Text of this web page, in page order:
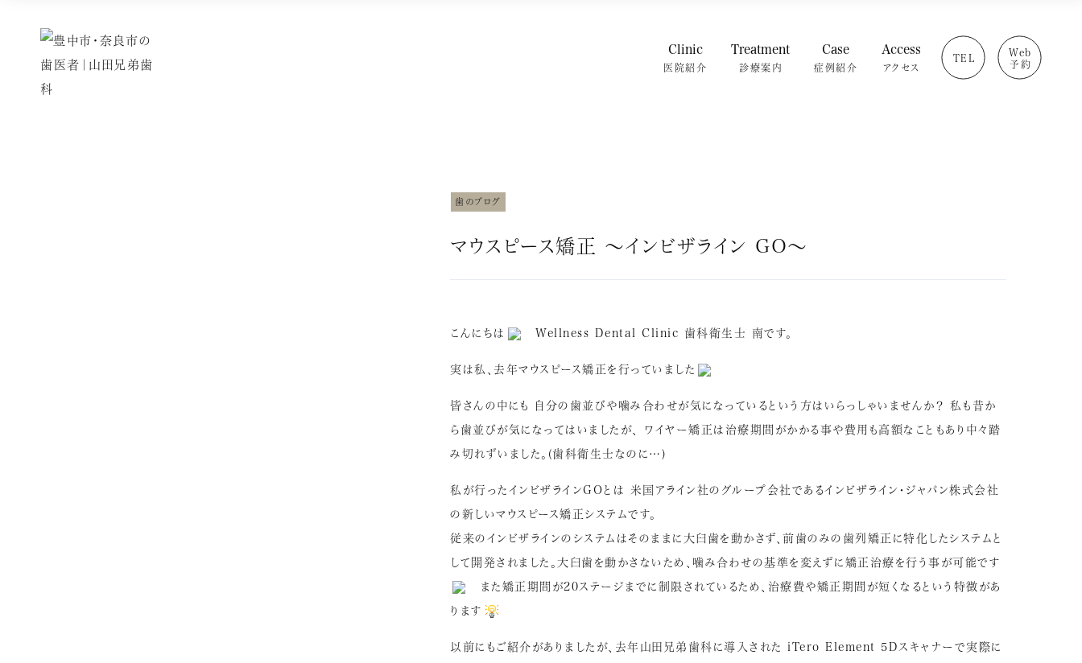
Clinic
医院紹介
Treatment
診療案内
治療費
Case
症例紹介
Access
アクセス
TEL
Web
予約
歯のブログ
マウスピース矯正 ～インビザライン GO～
こんにちは Wellness Dental Clinic 歯科衛生士 南です。
実は私、去年マウスピース矯正を行っていました
皆さんの中にも 自分の歯並びや噛み合わせが気になっているという方はいらっしゃいませんか？ 私も昔か
ら歯並びが気になってはいましたが、 ワイヤー矯正は治療期間がかかる事や費用も高額なこともあり中々踏
み切れずいました。(歯科衛生士なのに…)
私が行ったインビザラインGOとは 米国アライン社のグループ会社であるインビザライン・ジャパン株式会社
の新しいマウスピース矯正システムです。
従来のインビザラインのシステムはそのままに大臼歯を動かさず、前歯のみの歯列矯正に特化したシステムと
して開発されました。大臼歯を動かさないため、噛み合わせの基準を変えずに矯正治療を行う事が可能です
また矯正期間が20ステージまでに制限されているため、治療費や矯正期間が短くなるという特徴があ
ります
以前にもご紹介がありましたが、去年山田兄弟歯科に導入された iTero Element 5Dスキャナーで実際に